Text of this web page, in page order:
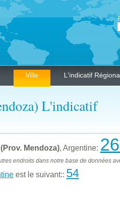
Ville L'indicatif
L'indicatif
Mendoza), Argentine:
endroits dans notre base de données
est le suivant:: 54